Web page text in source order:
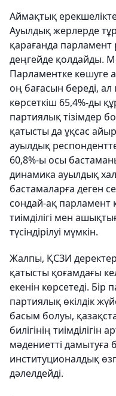
Аймақтық
Ауылдық жерлерде
қарағанда
деңгейде қолдайды.
Парламентке көшуге
оң бағасын береді,
көрсеткіш 65,4%-ды
партиялық тізімдер
қатысты да ұқсас
ауылдық
60,8%-ы осы
динамика ауылдық
бастамаларға деген
сондай-ақ
тиімділігі мен
түсіндірілуі мүмкін.
Жалпы, ҚСЗИ
қатысты қоғамдағы
екенін көрсетеді.
партиялық өкілдік
басым болуы,
билігінің тиімділігін
мәдениетті дамытуға
институционалдық
дәлелдейді.